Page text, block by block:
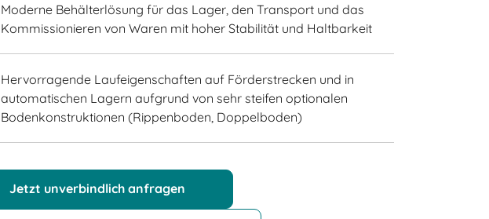
Moderne Behälterlösung für das Lager, den Transport und das
Kommissionieren von Waren mit hoher Stabilität und Haltbarkeit
Hervorragende Laufeigenschaften auf Förderstrecken und in
automatischen Lagern aufgrund von sehr steifen optionalen
Bodenkonstruktionen (Rippenboden, Doppelboden)
Jetzt unverbindlich anfragen